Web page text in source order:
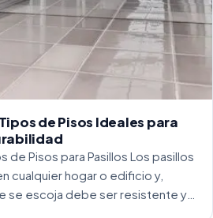
de Pisos Ideales para
de Pisos para Pasillos Los pasillos
cualquier hogar o edificio y,
se escoja debe ser resistente y